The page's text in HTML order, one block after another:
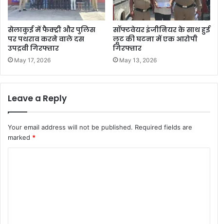
सेलाकुई में फैक्ट्री और पुलिस
पर पथराव करने वाले दस
उपद्रवी गिरफ्तार
May 17, 2026
सॉफ्टवेयर इंजीनियर के साथ हुई
लूट की घटना में एक आरोपी
गिरफ्तार
May 13, 2026
Leave a Reply
Your email address will not be published. Required fields are
marked *